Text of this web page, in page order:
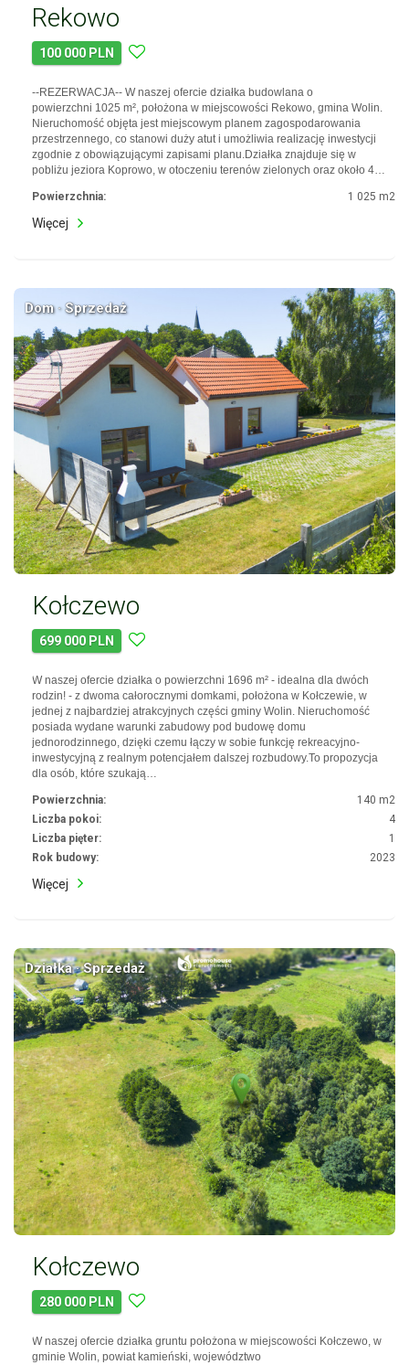
Rekowo
100 000 PLN
--REZERWACJA-- W naszej ofercie działka budowlana o
powierzchni 1025 m², położona w miejscowości Rekowo, gmina Wolin.
Nieruchomość objęta jest miejscowym planem zagospodarowania
przestrzennego, co stanowi duży atut i umożliwia realizację inwestycji
zgodnie z obowiązującymi zapisami planu.Działka znajduje się w
pobliżu jeziora Koprowo, w otoczeniu terenów zielonych oraz około 4…
Powierzchnia: 1 025 m2
Więcej
Dom · Sprzedaż
Kołczewo
699 000 PLN
W naszej ofercie działka o powierzchni 1696 m² - idealna dla dwóch
rodzin! - z dwoma całorocznymi domkami, położona w Kołczewie, w
jednej z najbardziej atrakcyjnych części gminy Wolin. Nieruchomość
posiada wydane warunki zabudowy pod budowę domu
jednorodzinnego, dzięki czemu łączy w sobie funkcję rekreacyjno-
inwestycyjną z realnym potencjałem dalszej rozbudowy.To propozycja
dla osób, które szukają…
Powierzchnia:
140 m2
Liczba pokoi:
4
Liczba pięter:
1
Rok budowy:
2023
Więcej
Działka · Sprzedaż
Kołczewo
280 000 PLN
W naszej ofercie działka gruntu położona w miejscowości Kołczewo, w
gminie Wolin, powiat kamieński, województwo